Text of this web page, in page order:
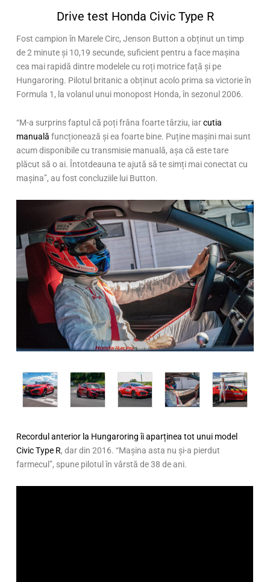
Drive test Honda Civic Type R
Fost campion în Marele Circ, Jenson Button a obținut un timp
de 2 minute și 10,19 secunde, suficient pentru a face mașina
cea mai rapidă dintre modelele cu roți motrice față și pe
Hungaroring. Pilotul britanic a obținut acolo prima sa victorie în
Formula 1, la volanul unui monopost Honda, în sezonul 2006.
“M-a surprins faptul că poți frâna foarte târziu, iarcutia
manuală funcționează și ea foarte bine. Puține mașini mai sunt
acum disponibile cu transmisie manuală, așa că este tare
plăcut să o ai. Întotdeauna te ajută să te simți mai conectat cu
mașina”, au fost concluziile lui Button.
Recordul anterior la Hungaroring îi aparținea tot unui model
Civic Type R, dar din 2016. “Mașina asta nu și-a pierdut
farmecul”, spune pilotul în vârstă de 38 de ani.